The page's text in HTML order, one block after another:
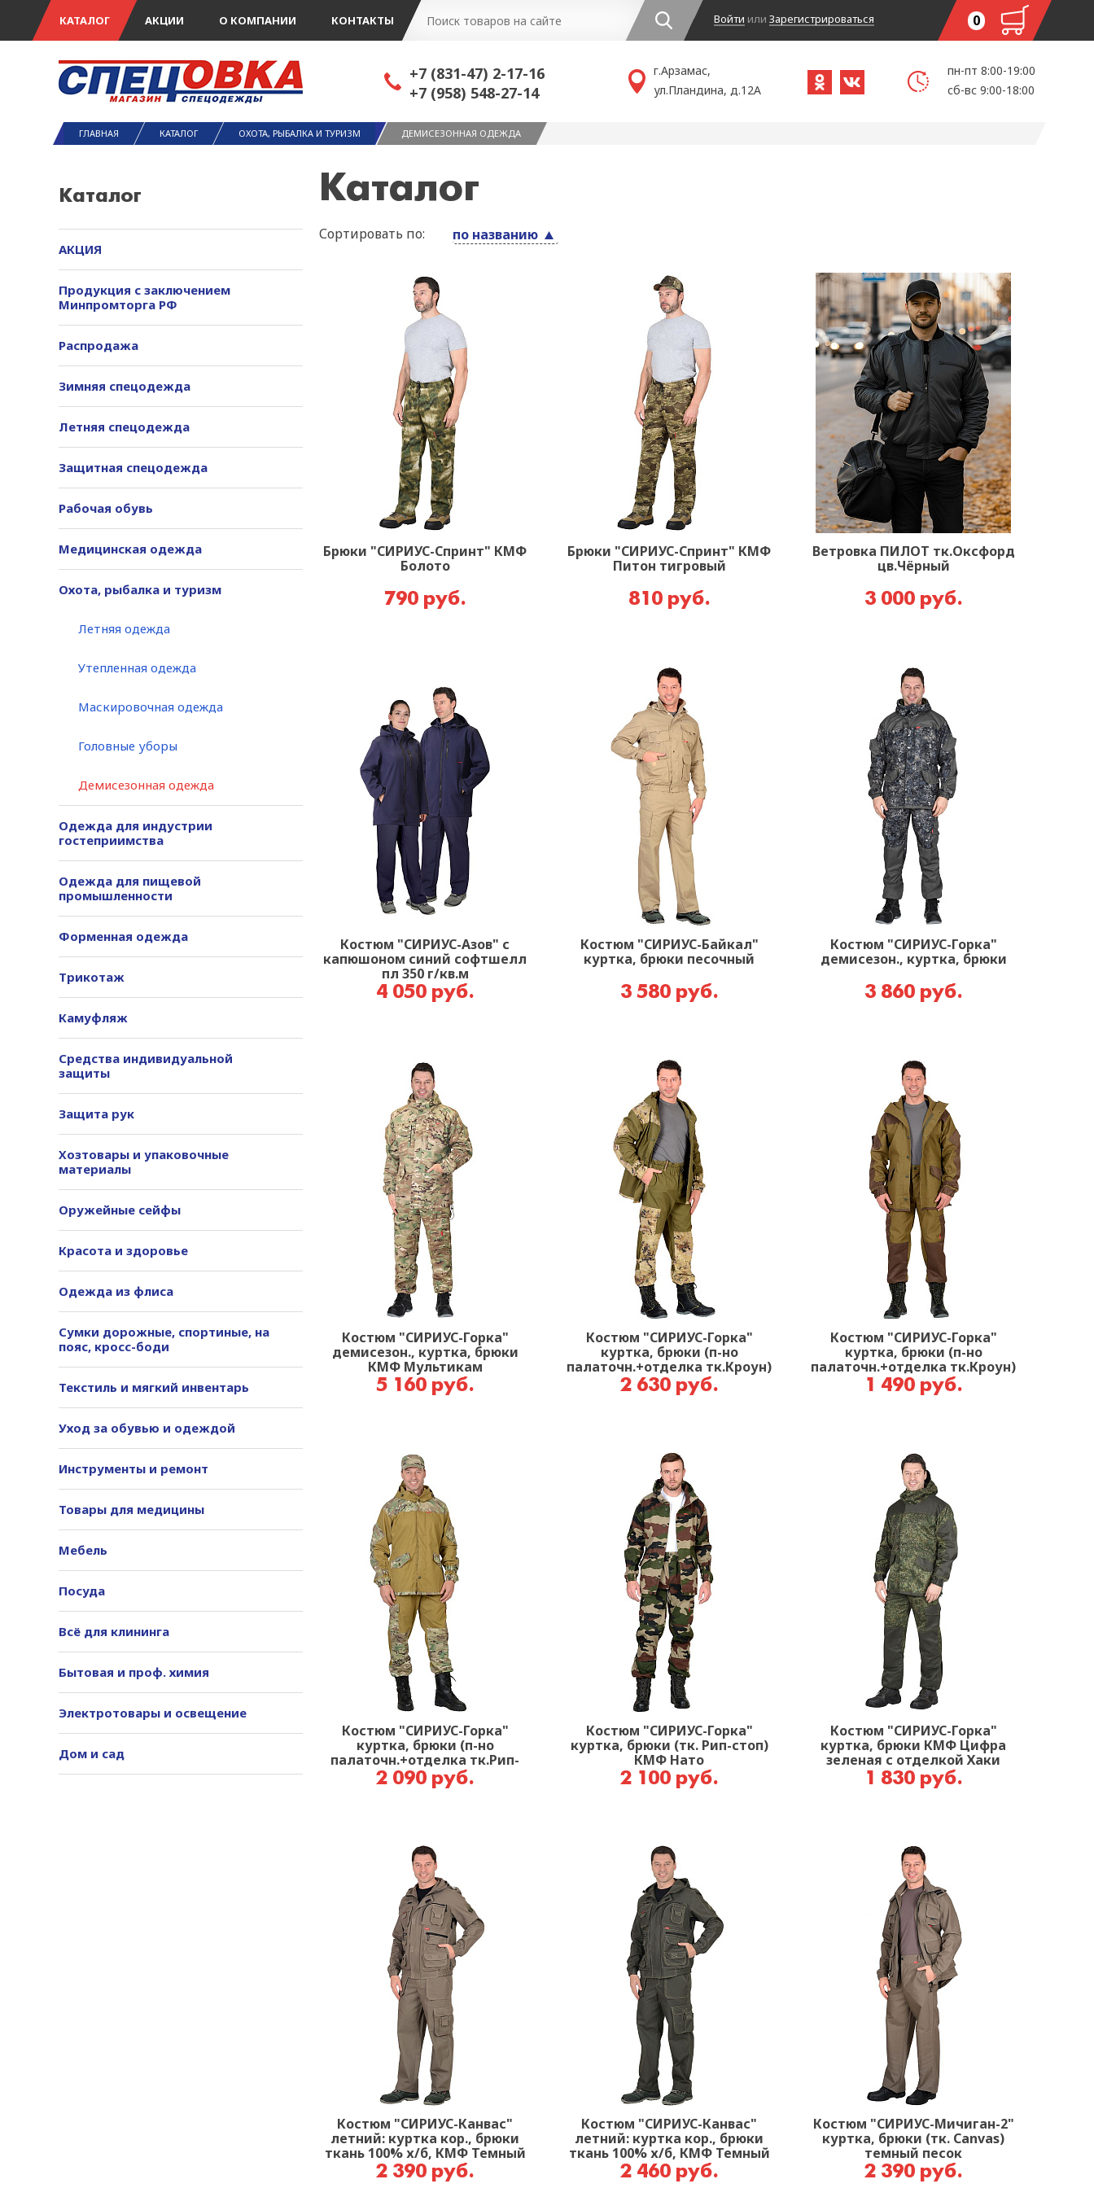
КАТАЛОГ АКЦИИ О КОМПАНИИ КОНТАКТЫ Войти или Зарегистрироваться 0
+7 (831-47) 2-17-16
+7 (958) 548-27-14
г.Арзамас,
ул.Пландина, д.12А
пн-пт 8:00-19:00
сб-вс 9:00-18:00
ГЛАВНАЯ КАТАЛОГ ОХОТА, РЫБАЛКА И ТУРИЗМ ДЕМИСЕЗОННАЯ ОДЕЖДА
Каталог
АКЦИЯ
Продукция с заключением
Минпромторга РФ
Распродажа
Зимняя спецодежда
Летняя спецодежда
Защитная спецодежда
Рабочая обувь
Медицинская одежда
Охота, рыбалка и туризм
Летняя одежда
Утепленная одежда
Маскировочная одежда
Головные уборы
Демисезонная одежда
Одежда для индустрии
гостеприимства
Одежда для пищевой
промышленности
Форменная одежда
Трикотаж
Камуфляж
Средства индивидуальной
защиты
Защита рук
Хозтовары и упаковочные
материалы
Оружейные сейфы
Красота и здоровье
Одежда из флиса
Сумки дорожные, спортиные, на
пояс, кросс-боди
Текстиль и мягкий инвентарь
Уход за обувью и одеждой
Инструменты и ремонт
Товары для медицины
Мебель
Посуда
Всё для клининга
Бытовая и проф. химия
Электротовары и освещение
Дом и сад
Каталог
Сортировать по: по названию
Брюки "СИРИУС-Спринт" КМФ
Болото
790 руб.
Брюки "СИРИУС-Спринт" КМФ
Питон тигровый
810 руб.
Ветровка ПИЛОТ тк.Оксфорд
цв.Чёрный
3 000 руб.
Костюм "СИРИУС-Азов" с
капюшоном синий софтшелл
пл 350 г/кв.м
4 050 руб.
Костюм "СИРИУС-Байкал"
куртка, брюки песочный
3 580 руб.
Костюм "СИРИУС-Горка"
демисезон., куртка, брюки
3 860 руб.
Костюм "СИРИУС-Горка"
демисезон., куртка, брюки
КМФ Мультикам
5 160 руб.
Костюм "СИРИУС-Горка"
куртка, брюки (п-но
палаточн.+отделка тк.Кроун)
КМФ Саванна
2 630 руб.
Костюм "СИРИУС-Горка"
куртка, брюки (п-но
палаточн.+отделка тк.Кроун)
Хаки
1 490 руб.
Костюм "СИРИУС-Горка"
куртка, брюки (п-но
палаточн.+отделка тк.Рип-
стоп) Мультикам
2 090 руб.
Костюм "СИРИУС-Горка"
куртка, брюки (тк. Рип-стоп)
КМФ Нато
2 100 руб.
Костюм "СИРИУС-Горка"
куртка, брюки КМФ Цифра
зеленая с отделкой Хаки
1 830 руб.
Костюм "СИРИУС-Канвас"
летний: куртка кор., брюки
ткань 100% х/б, КМФ Темный
песок
2 390 руб.
Костюм "СИРИУС-Канвас"
летний: куртка кор., брюки
ткань 100% х/б, КМФ Темный
хаки
2 460 руб.
Костюм "СИРИУС-Мичиган-2"
куртка, брюки (тк. Canvas)
темный песок
2 390 руб.